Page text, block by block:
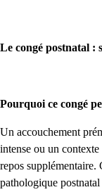
Le congé postnatal :
Pourquoi ce congé
Un accouchement
intense ou un
repos supplémentaire.
pathologique